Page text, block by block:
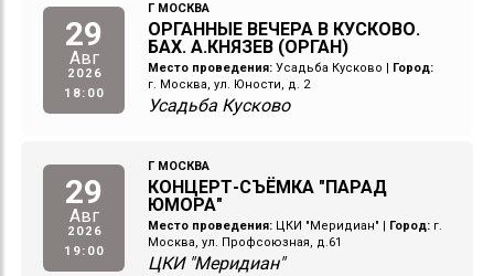
29
Авг
2026
18:00
Г МОСКВА
ОРГАННЫЕ ВЕЧЕРА В КУСКОВО.
БАХ. А.КНЯЗЕВ (ОРГАН)
Место проведения: Усадьба Кусково
Город:
г. Москва, ул. Юности, д. 2
Усадьба Кусково
29
Авг
2026
19:00
Г МОСКВА
КОНЦЕРТ-СЪЁМКА "ПАРАД
ЮМОРА"
Место проведения: ЦКИ "Меридиан" Город: г.
Москва, ул. Профсоюзная, д.61
ЦКИ "Меридиан"